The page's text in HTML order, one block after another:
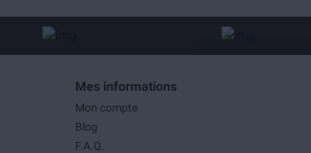
Mes informations
Mon compte
Blog
F.A.Q.